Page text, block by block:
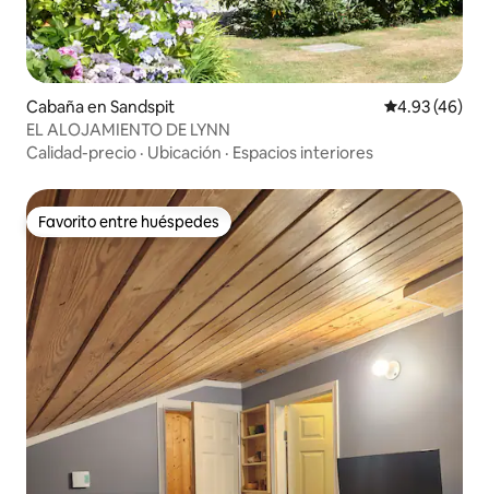
Cabaña en Sandspit Calificación
4.93 (46)
EL ALOJAMIENTO DE LYNN
Calidad-precio · Ubicación · Espacios interiores
Favorito entre huéspedes
Favorito entre huéspedes